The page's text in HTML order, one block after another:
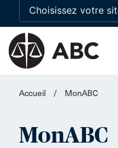
Accueil / MonABC
MonABC